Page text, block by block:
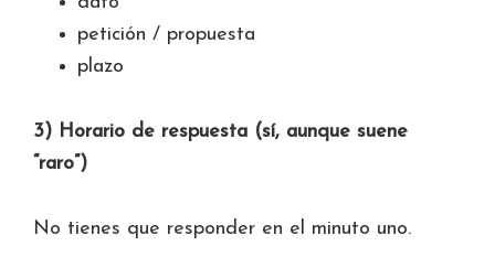
petición / propuesta
plazo
3) Horario de respuesta (sí, aunque suene
“raro”)
No tienes que responder en el minuto uno.